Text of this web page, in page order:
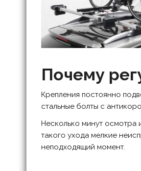
Почему
Крепления постоянно
стальные болты с
Несколько минут осмотра
такого ухода мелкие
неподходящий момент.